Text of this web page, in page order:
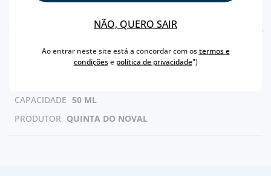
DOURO
CAPACIDADE 50 ML
PRODUTOR QUINTA DO NOVAL
NÃO, QUERO SAIR
Ao entrar neste site está a concordar com ostermos e
condiçõese política de privacidade")